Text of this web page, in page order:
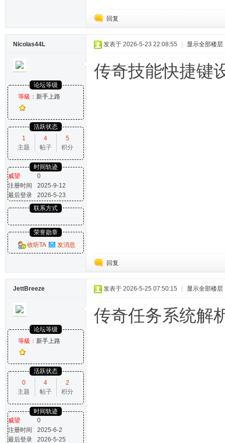
回复
Nicolas44L
论坛等级
等級： 新手上路
活跃状态
1
主题
4
帖子
5
积分
时间轨迹
威望
0
注册时间
2025-9-12
最后登录
2026-5-23
联系方式
荣誉勋章
收听TA
发消息
发表于 2026-5-23 22:08:55 显示全部楼层
传奇技能快捷键
回复
JettBreeze
论坛等级
等級： 新手上路
活跃状态
0
主题
4
帖子
2
积分
时间轨迹
威望
0
注册时间
2025-6-2
最后登录
2026-5-25
发表于 2026-5-25 07:50:15 显示全部楼层
传奇任务系统解